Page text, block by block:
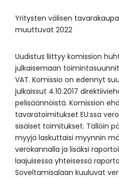
Yritysten välisen
muuttuvat 2022
Uudistus liittyy komission
julkaisemaan
VAT. Komissio on edennyt
julkaissut 4.10.2017
pelisäännöistä. Komission
tavaratoimitukset EU:ssa
sisäiset toimitukset. Tällöin
myyjä laskuttaisi myynnin
verokannalla ja lisäksi
laajuisessa yhteisessä
Soveltamisalaan kuuluvat